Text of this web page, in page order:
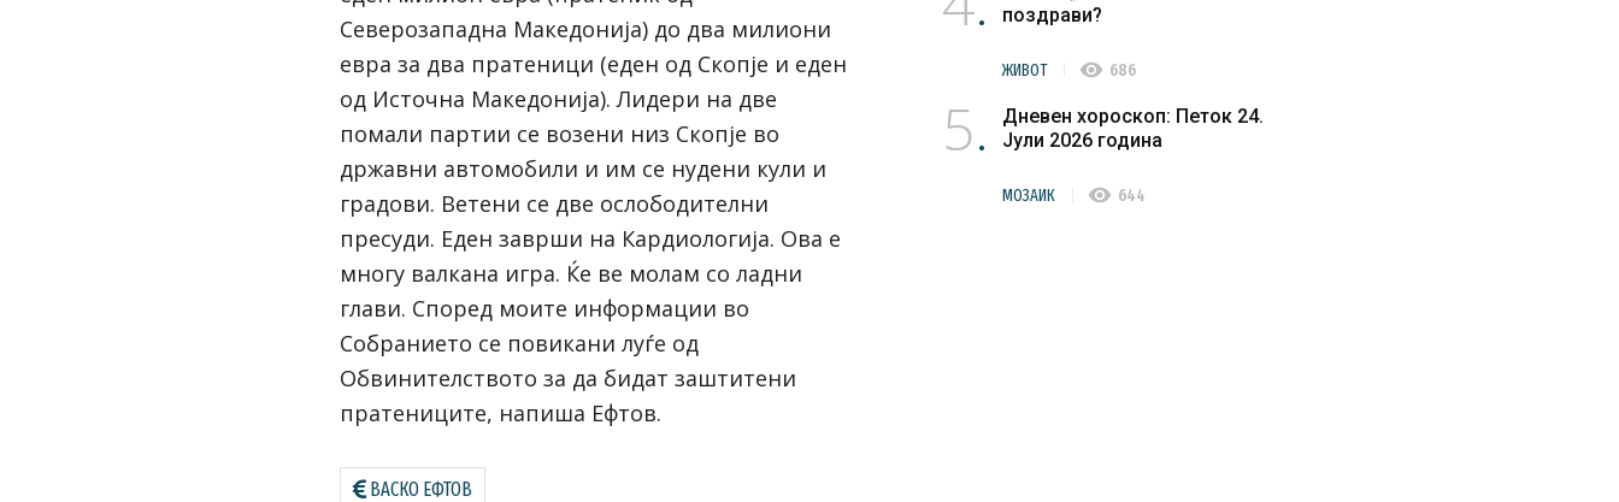
Северозападна Македонија) до два милиони
евра за два пратеници (еден од Скопје и еден
од Источна Македонија). Лидери на две
помали партии се возени низ Скопје во
државни автомобили и им се нудени кули и
градови. Ветени се две ослободителни
пресуди. Еден заврши на Кардиологија. Ова е
многу валкана игра. Ќе ве молам со ладни
глави. Според моите информации во
Собранието се повикани луѓе од
Обвинителството за да бидат заштитени
пратениците, напиша Ефтов.
ВАСКО ЕФТОВ
поздрави?
ЖИВОТ visibility 686
5
Дневен хороскоп: Петок 24.
Јули 2026 година
МОЗАИК visibility 644